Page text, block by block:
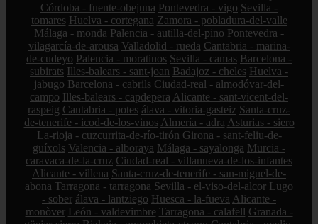
Córdoba - fuente-obejuna Pontevedra - vigo Sevilla -
tomares Huelva - cortegana Zamora - pobladura-del-valle
Málaga - monda Palencia - autilla-del-pino Pontevedra -
vilagarcía-de-arousa Valladolid - rueda Cantabria - marina-
de-cudeyo Palencia - moratinos Sevilla - camas Barcelona -
subirats Illes-balears - sant-joan Badajoz - cheles Huelva -
jabugo Barcelona - cabrils Ciudad-real - almodóvar-del-
campo Illes-balears - capdepera Alicante - sant-vicent-del-
raspeig Cantabria - potes álava - vitoria-gasteiz Santa-cruz-
de-tenerife - icod-de-los-vinos Almería - adra Asturias - siero
La-rioja - cuzcurrita-de-río-tirón Girona - sant-feliu-de-
guíxols Valencia - alboraya Málaga - sayalonga Murcia -
caravaca-de-la-cruz Ciudad-real - villanueva-de-los-infantes
Alicante - villena Santa-cruz-de-tenerife - san-miguel-de-
abona Tarragona - tarragona Sevilla - el-viso-del-alcor Lugo
- sober álava - lantziego Huesca - la-fueva Alicante -
monòver León - valdevimbre Tarragona - calafell Granada -